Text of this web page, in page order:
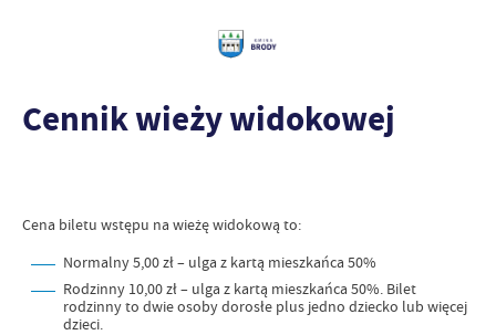
Cennik wieży widokowej
Cena biletu wstępu na wieżę widokową to:
Normalny 5,00 zł – ulga z kartą mieszkańca 50%
Rodzinny 10,00 zł – ulga z kartą mieszkańca 50%. Bilet
rodzinny to dwie osoby dorosłe plus jedno dziecko lub więcej
dzieci.